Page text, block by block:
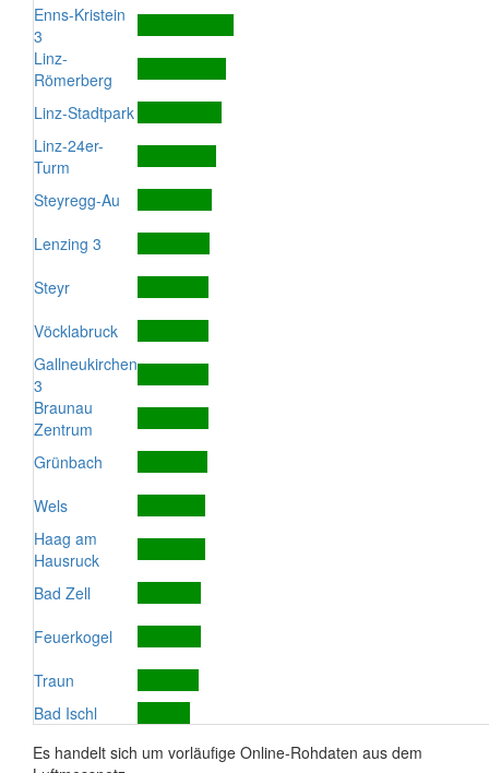
Enns-Kristein
3
Linz-
Römerberg
Linz-Stadtpark
Linz-24er-
Turm
Steyregg-Au
Lenzing 3
Steyr
Vöcklabruck
Gallneukirchen
3
Braunau
Zentrum
Grünbach
Wels
Haag am
Hausruck
Bad Zell
Feuerkogel
Traun
Bad Ischl
Es handelt sich um vorläufige Online-Rohdaten aus dem